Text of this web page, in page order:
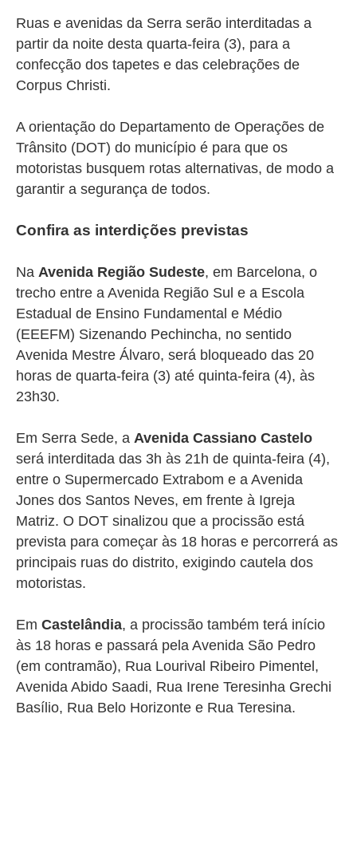
Ruas e avenidas da Serra serão interditadas a
partir da noite desta quarta-feira (3), para a
confecção dos tapetes e das celebrações de
Corpus Christi.
A orientação do Departamento de Operações de
Trânsito (DOT) do município é para que os
motoristas busquem rotas alternativas, de modo a
garantir a segurança de todos.
Confira as interdições previstas
Na Avenida Região Sudeste, em Barcelona, o
trecho entre a Avenida Região Sul e a Escola
Estadual de Ensino Fundamental e Médio
(EEEFM) Sizenando Pechincha, no sentido
Avenida Mestre Álvaro, será bloqueado das 20
horas de quarta-feira (3) até quinta-feira (4), às
23h30.
Em Serra Sede, a Avenida Cassiano Castelo
será interditada das 3h às 21h de quinta-feira (4),
entre o Supermercado Extrabom e a Avenida
Jones dos Santos Neves, em frente à Igreja
Matriz. O DOT sinalizou que a procissão está
prevista para começar às 18 horas e percorrerá as
principais ruas do distrito, exigindo cautela dos
motoristas.
Em Castelândia, a procissão também terá início
às 18 horas e passará pela Avenida São Pedro
(em contramão), Rua Lourival Ribeiro Pimentel,
Avenida Abido Saadi, Rua Irene Teresinha Grechi
Basílio, Rua Belo Horizonte e Rua Teresina.